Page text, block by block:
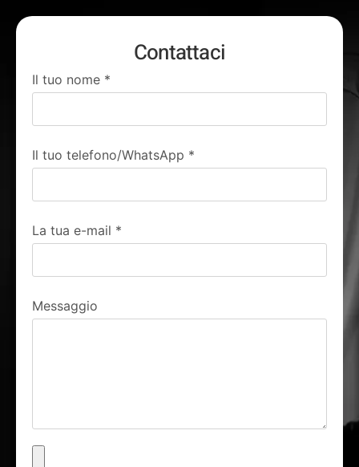
Contattaci
Il tuo nome *
Il tuo telefono/WhatsApp *
La tua e-mail *
Messaggio